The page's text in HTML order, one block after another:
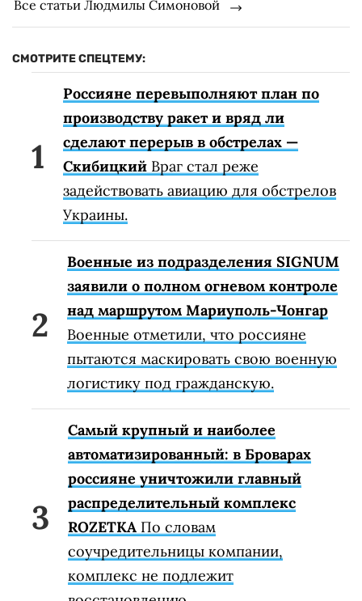
Все статьи Людмилы Симоновой
СМОТРИТЕ СПЕЦТЕМУ:
Россияне перевыполняют план по
производству ракет и вряд ли
сделают перерыв в обстрелах —
Скибицкий Враг стал реже
задействовать авиацию для обстрелов
Украины.
Военные из подразделения SIGNUM
заявили о полном огневом контроле
над маршрутом Мариуполь-Чонгар
Военные отметили, что россияне
пытаются маскировать свою военную
логистику под гражданскую.
Самый крупный и наиболее
автоматизированный: в Броварах
россияне уничтожили главный
распределительный комплекс
ROZETKA По словам
соучредительницы компании,
комплекс не подлежит